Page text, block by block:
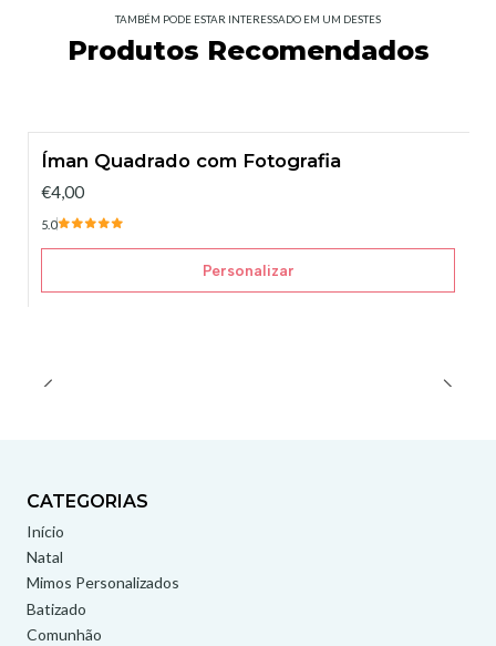
TAMBÉM PODE ESTAR INTERESSADO EM UM DESTES
Produtos Recomendados
Esgotado
Íman Quadrado com Fotografia
€4,00
5.0
Personalizar
CATEGORIAS
Início
Natal
Mimos Personalizados
Batizado
Comunhão